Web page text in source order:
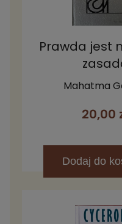
Prawda jest
Mahatma
20,00
Dodaj do